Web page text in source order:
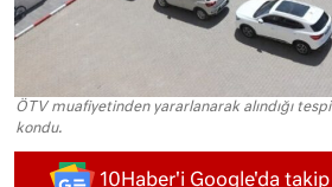
ÖTV muafiyetinden yararlanarak alındığı
kondu.
10Haber'i Google'da